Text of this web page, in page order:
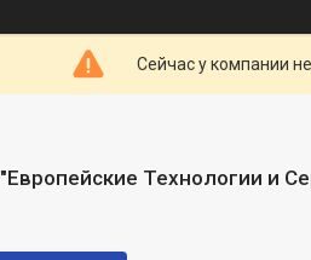
Сейчас у компании
"Европейские Технологии и